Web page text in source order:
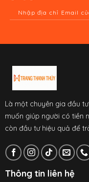
Là một chuyên gia đầu
muốn giúp người có tiền
còn đầu tư hiệu quả để
Thông tin liên hệ